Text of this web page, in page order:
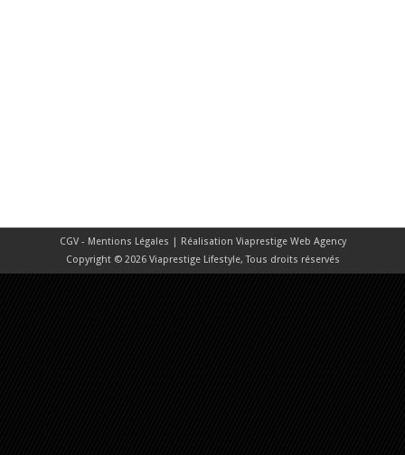
CGV - Mentions Légales | Réalisation Viaprestige Web Agency
Copyright © 2026 Viaprestige Lifestyle, Tous droits réservés